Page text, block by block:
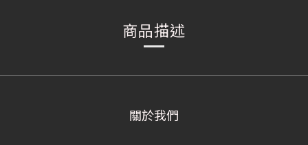
商品描述
關於我們